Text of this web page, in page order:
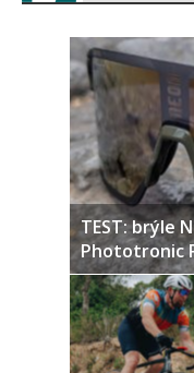
TEST: brýle
Phototronic